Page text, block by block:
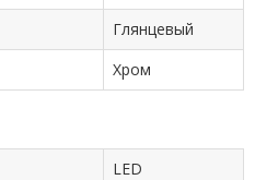
Глянцевый
Хром
LED